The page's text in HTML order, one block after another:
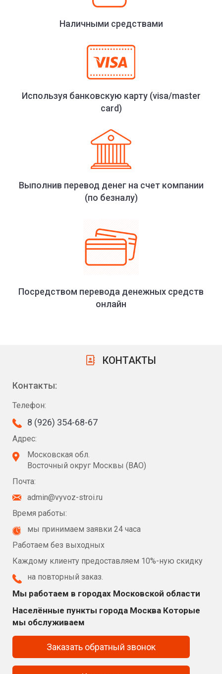
Наличными средствами
Используя банковскую карту (visa/master
card)
Выполнив перевод денег на счет компании
(по безналу)
Посредством перевода денежных средств
онлайн
КОНТАКТЫ
Контакты:
Телефон:
8 (926) 354-68-67
Адрес:
Московская обл.
Восточный округ Москвы (ВАО)
Почта:
admin@vyvoz-stroi.ru
Время работы:
мы принимаем заявки 24 часа
Работаем без выходных
Каждому клиенту предоставляем 10%-ную скидку
на повторный заказ.
Мы работаем в городах Московской области
Населённые пункты города Москва Которые
мы обслуживаем
Заказать обратный звонок